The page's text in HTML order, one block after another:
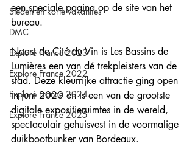
Steden en korte vakanties
DMC
Explore France 2023
Explore France 2022
Explore France 2024
Explore France 2025
een speciale pagina op de site van het
bureau.
Naast de Cité du Vin is Les Bassins de
Lumières een van dé trekpleisters van de
stad. Deze kleurrijke attractie ging open
in juni 2020 en is een van de grootste
digitale expositieruimtes in de wereld,
spectaculair gehuisvest in de voormalige
duikbootbunker van Bordeaux.